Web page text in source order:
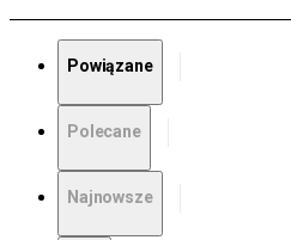
Powiązane
Polecane
Najnowsze